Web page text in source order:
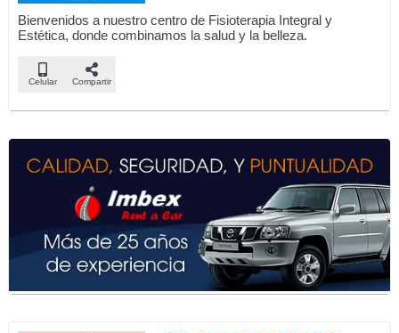
Bienvenidos a nuestro centro de Fisioterapia Integral y
Estética, donde combinamos la salud y la belleza.
Celular Compartir